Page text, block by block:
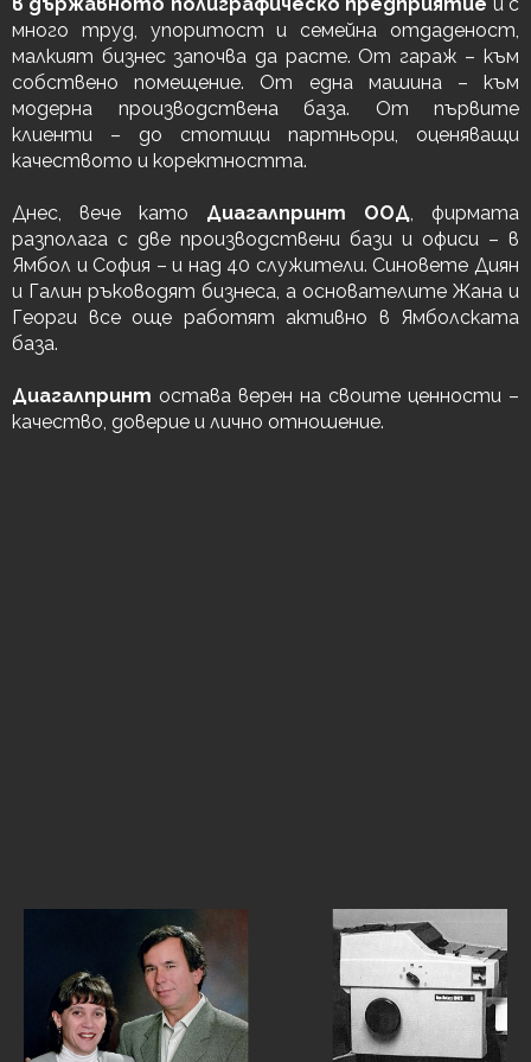
много труд, упоритост и семейна отдаденост,
малкият бизнес започва да расте. От гараж – към
собствено помещение. От една машина – към
модерна производствена база. От първите
клиенти – до стотици партньори, оценяващи
качеството и коректността.
Днес, вече като Диагалпринт ООД, фирмата
разполага с две производствени бази и офиси – в
Ямбол и София – и над 40 служители. Синовете Диян
и Галин ръководят бизнеса, а основателите Жана и
Георги все още работят активно в Ямболската
база.
Диагалпринт остава верен на своите ценности –
качество, доверие и лично отношение.